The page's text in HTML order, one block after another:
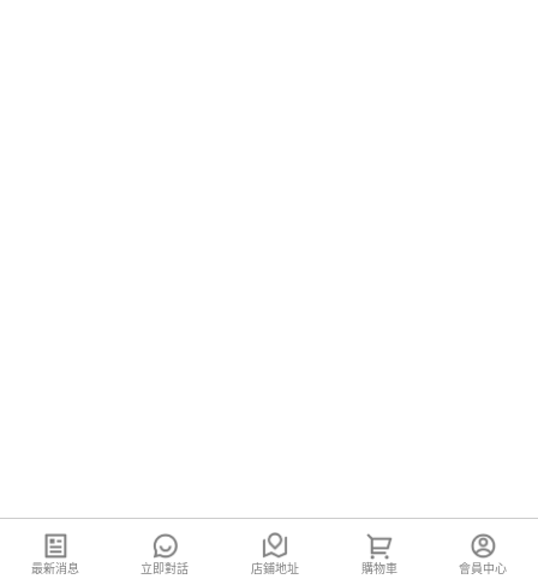
最新消息 立即對話 店鋪地址 購物車 會員中心